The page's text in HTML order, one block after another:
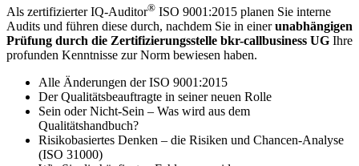
Als zertifizierter IQ-Auditor® ISO 9001:2015 planen Sie interne
Audits und führen diese durch, nachdem Sie in einerunabhängigen
Prüfung durch die Zertifizierungsstelle bkr-callbusiness UG Ihre
profunden Kenntnisse zur Norm bewiesen haben.
Alle Änderungen der ISO 9001:2015
Der Qualitätsbeauftragte in seiner neuen Rolle
Sein oder Nicht-Sein – Was wird aus dem
Qualitätshandbuch?
Risikobasiertes Denken – die Risiken und Chancen-Analyse
(ISO 31000)